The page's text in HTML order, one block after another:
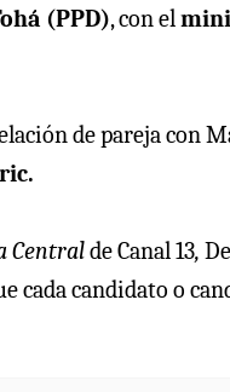
(PPD), con el
de pareja con
Centralde Canal 13,
cada candidato o